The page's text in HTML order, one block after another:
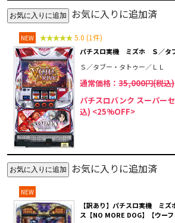
お気に入りに追加済
NEW 5.0 (1件)
パチスロ実機 ミズホ Ｓ／タ
Ｓ／タブー・タトゥー／ＬＬ
通常価格： 35,000円(税込)
パチスロバンク スーパー
込) <25%OFF>
お気に入りに追加済
NEW
【訳あり】パチスロ実機 ミ
ス【NO MORE DOG】【ウーフ